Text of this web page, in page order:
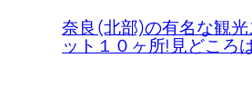
奈良(北部)の有名な観光
ット１０ヶ所!見どころ